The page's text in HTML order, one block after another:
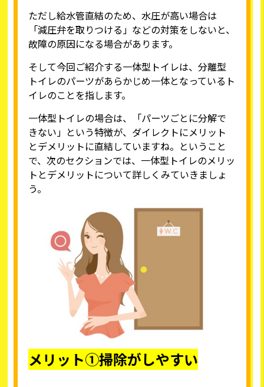
ただし給水管直結のため、水圧が高い場合は
「減圧弁を取りつける」などの対策をしないと、
故障の原因になる場合があります。
そして今回ご紹介する一体型トイレは、分離型
トイレのパーツがあらかじめ一体となっているト
イレのことを指します。
一体型トイレの場合は、「パーツごとに分解で
きない」という特徴が、ダイレクトにメリット
とデメリットに直結していますね。ということ
で、次のセクションでは、一体型トイレのメリッ
トとデメリットについて詳しくみていきましょ
う。
メリット①掃除がしやすい